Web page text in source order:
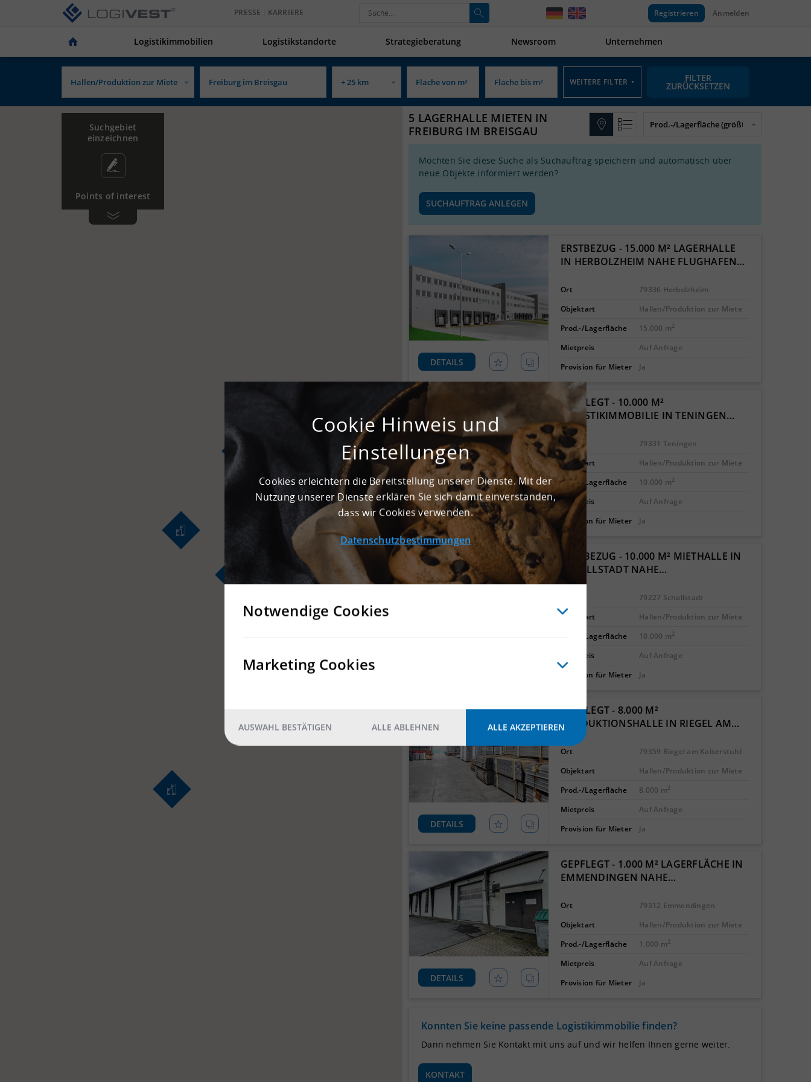
PRESSE KARRIERE Registrieren Anmelden
Logistikimmobilien Logistikstandorte Strategieberatung Newsroom Unternehmen
WEITERE FILTER ▼ FILTER
ZURÜCKSETZEN
Suchgebiet
einzeichnen
Points of interest
5 LAGERHALLE MIETEN IN
FREIBURG IM BREISGAU
Möchten Sie diese Suche als Suchauftrag speichern und automatisch über
neue Objekte informiert werden?
SUCHAUFTRAG ANLEGEN
DETAILS
ERSTBEZUG - 15.000 M² LAGERHALLE
IN HERBOLZHEIM NAHE FLUGHAFEN…
Ort
79336 Herbolzheim
Objektart
Hallen/Produktion zur Miete
Prod.-/Lagerfläche
15.000 m2
Mietpreis
Auf Anfrage
Provision für Mieter
Ja
DETAILS
GEPFLEGT - 10.000 M²
LOGISTIKIMMOBILIE IN TENINGEN…
Ort
79331 Teningen
Objektart
Hallen/Produktion zur Miete
Prod.-/Lagerfläche
10.000 m2
Mietpreis
Auf Anfrage
Provision für Mieter
Ja
ERSTBEZUG - 10.000 M² MIETHALLE IN
SCHALLSTADT NAHE…
79227 Schallstadt
Objektart
Hallen/Produktion zur Miete
Prod.-/Lagerfläche
10.000 m2
Mietpreis
Auf Anfrage
Provision für Mieter
Ja
DETAILS
GEPFLEGT - 8.000 M²
PRODUKTIONSHALLE IN RIEGEL AM…
Ort
79359 Riegel am Kaiserstuhl
Objektart
Hallen/Produktion zur Miete
Prod.-/Lagerfläche
8.000 m2
Mietpreis
Auf Anfrage
Provision für Mieter
Ja
DETAILS
GEPFLEGT - 1.000 M² LAGERFLÄCHE IN
EMMENDINGEN NAHE…
Ort
79312 Emmendingen
Objektart
Hallen/Produktion zur Miete
Prod.-/Lagerfläche
1.000 m2
Mietpreis
Auf Anfrage
Provision für Mieter
Ja
Konnten Sie keine passende Logistikimmobilie finden?
Dann nehmen Sie Kontakt mit uns auf und wir helfen Ihnen gerne weiter.
KONTAKT
Cookie Hinweis und
Einstellungen
Cookies erleichtern die Bereitstellung unserer Dienste. Mit der
Nutzung unserer Dienste erklären Sie sich damit einverstanden,
dass wir Cookies verwenden.
Datenschutzbestimmungen
Notwendige Cookies
Marketing Cookies
AUSWAHL BESTÄTIGEN ALLE ABLEHNEN ALLE AKZEPTIEREN